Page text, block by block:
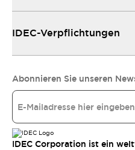
IDEC-Verpflichtungen
Abonnieren Sie unseren
IDEC Corporation ist ein